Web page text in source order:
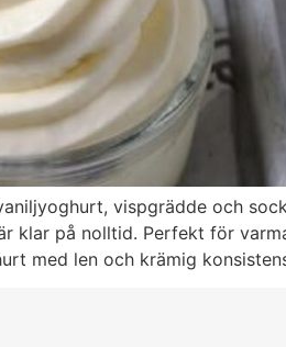
vispgrädde och
klar på nolltid. Perfekt för
med len och krämig